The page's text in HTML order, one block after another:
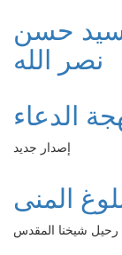
حسن
نصر الله
الدعاء
إصدار جديد
رحيل شيخنا المقدس